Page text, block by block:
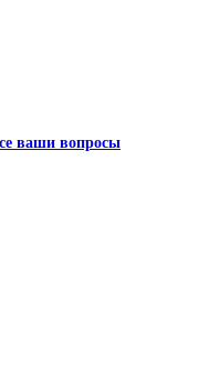
ваши вопросы